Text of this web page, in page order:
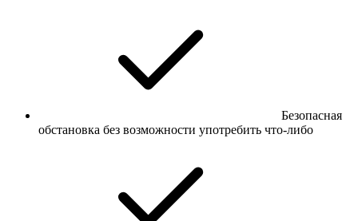
Безопасная
обстановка без возможности употребить что-либо